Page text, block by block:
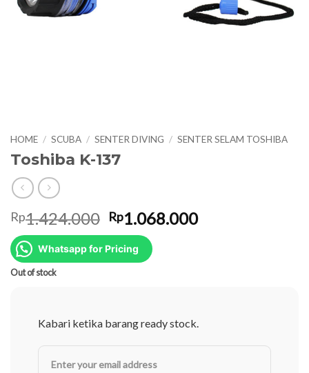
HOME / SCUBA / SENTER DIVING / SENTER SELAM TOSHIBA
Toshiba K-137
Rp1.424.000 Original
price
was:
Rp1.424.000.
Rp1.068.000Current
Whatsapp for Pricing
Out of stock
Kabari ketika barang ready stock.